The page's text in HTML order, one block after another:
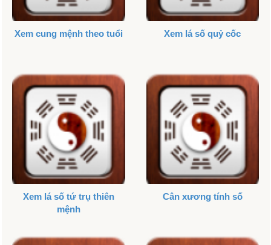
Xem cung mệnh theo tuổi Xem lá số quỷ cốc
Xem lá số tứ trụ thiên
mệnh
Cân xương tính số